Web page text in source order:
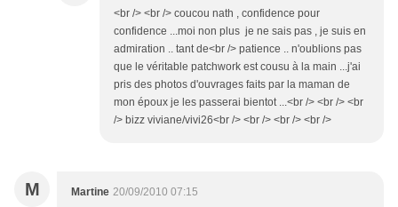
<br /> <br /> coucou nath , confidence pour
confidence ...moi non plus je ne sais pas , je suis en
admiration .. tant de<br /> patience .. n'oublions pas
que le véritable patchwork est cousu à la main ...j'ai
pris des photos d'ouvrages faits par la maman de
mon époux je les passerai bientot ...<br /> <br /> <br
/> bizz viviane/vivi26<br /> <br /> <br /> <br />
M Martine 20/09/2010 07:15